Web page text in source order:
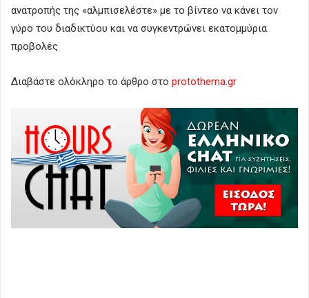
ανατροπής της «αλμπισελέστε» με το βίντεο να κάνει τον
γύρο του διαδικτύου και να συγκεντρώνει εκατομμύρια
προβολές
Διαβάστε ολόκληρο το άρθρο στο protothema.gr